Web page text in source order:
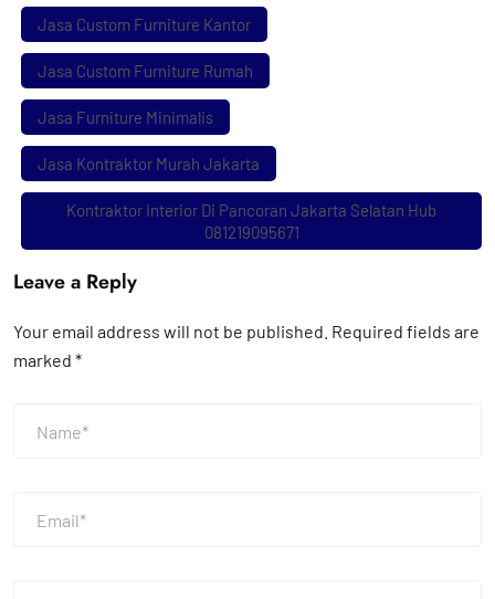
Jasa Custom Furniture Kantor
Jasa Custom Furniture Rumah
Jasa Furniture Minimalis
Jasa Kontraktor Murah Jakarta
Kontraktor Interior Di Pancoran Jakarta Selatan Hub
081219095671
Leave a Reply
Your email address will not be published. Required fields are
marked *